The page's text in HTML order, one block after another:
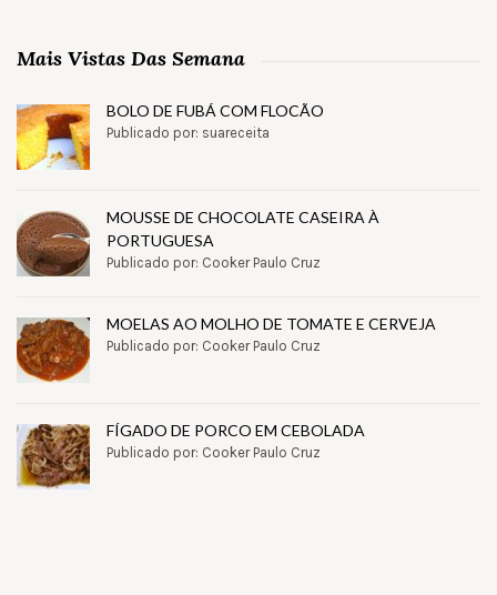
Mais Vistas Das Semana
BOLO DE FUBÁ COM FLOCÃO
Publicado por: suareceita
MOUSSE DE CHOCOLATE CASEIRA À
PORTUGUESA
Publicado por: Cooker Paulo Cruz
MOELAS AO MOLHO DE TOMATE E CERVEJA
Publicado por: Cooker Paulo Cruz
FÍGADO DE PORCO EM CEBOLADA
Publicado por: Cooker Paulo Cruz